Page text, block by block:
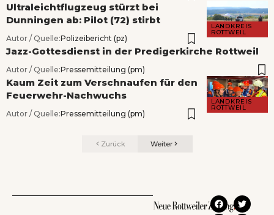
LANDKREIS
ROTTWEIL
Ultraleichtflugzeug stürzt bei
Dunningen ab: Pilot (72) stirbt
Autor / Quelle:Polizeibericht (pz)
Jazz-Gottesdienst in der Predigerkirche Rottweil
Autor / Quelle:Pressemitteilung (pm)
LANDKREIS
ROTTWEIL
Kaum Zeit zum Verschnaufen für den
Feuerwehr-Nachwuchs
Autor / Quelle:Pressemitteilung (pm)
Zurück Weiter